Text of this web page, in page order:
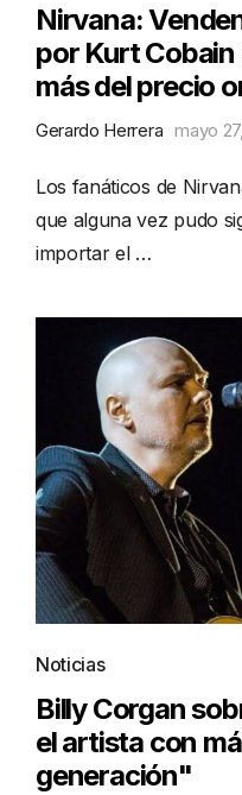
Nirvana:
por Kurt Cobain
más del precio
Gerardo Herrera mayo
Los fanáticos de
que alguna vez pudo
importar el …
Noticias
Billy Corgan
el artista con
generación"